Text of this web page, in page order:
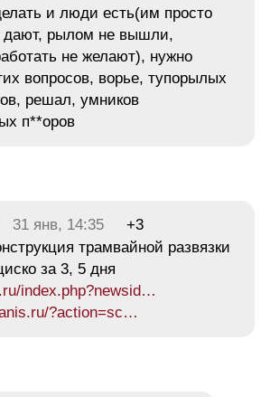
и люди есть(им просто
дают, рылом не вышли,
не желают), нужно
вопросов, ворье, тупорылых
решал, умников
п**оров
31 янв, 14:35
+3
трамвайной развязки
за 3, 5 дня
index.php?newsid…
?action=sc…